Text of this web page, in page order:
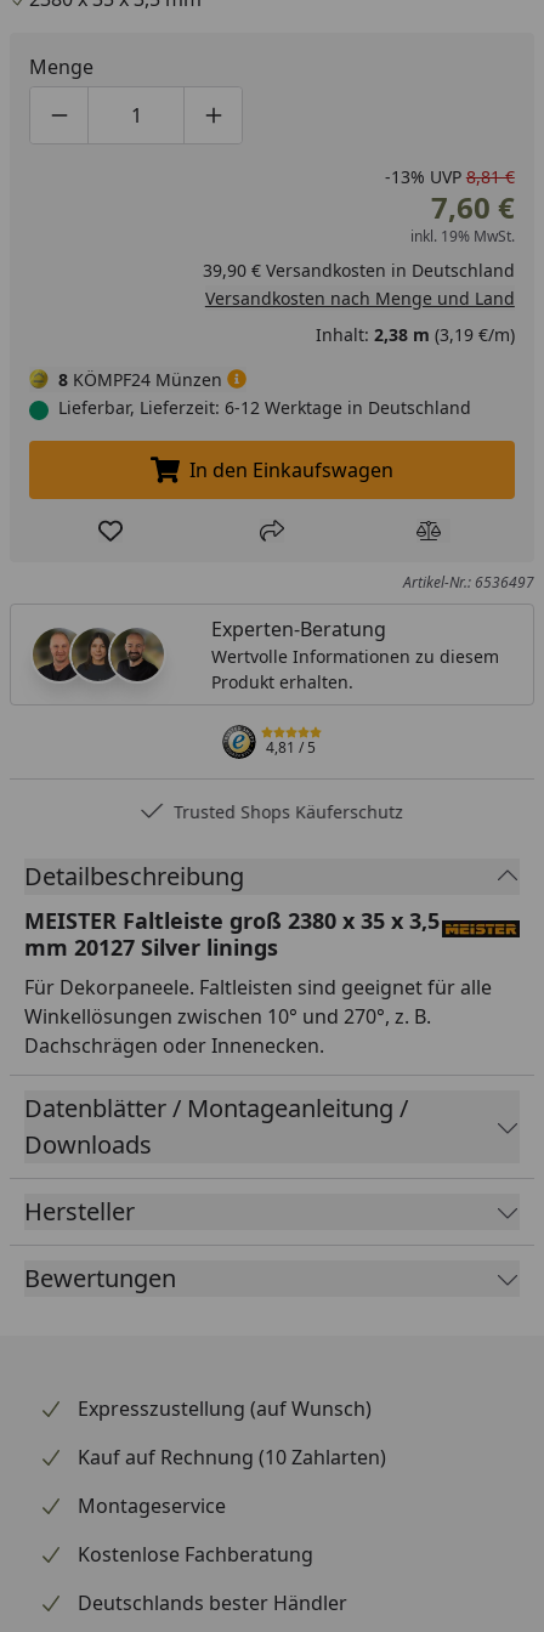
Menge
Produktmenge um eins verringern
Produktmenge manuell eingeben
Produktmenge um eins erhöhen
-13% UVP 8,81 €
7,60 €
inkl. 19% MwSt.
39,90 € Versandkosten in Deutschland
Versandkosten nach Menge und Land
Inhalt: 2,38 m (3,19 €/m)
8 KÖMPF24 Münzen
Lieferbar, Lieferzeit: 6-12 Werktage in Deutschland
In den Einkaufswagen legen
In den Einkaufswagen
Produkt zur Wunschliste hinzufügen
Teilen Produkt
Artikel-Nr.: 6536497
Experten-Beratung
Wertvolle Informationen zu diesem
Produkt erhalten.
4,81/ 5
Trusted Shops Käuferschutz
Detailbeschreibung
MEISTER Faltleiste groß 2380 x 35 x 3,5
mm 20127 Silver linings
Für Dekorpaneele. Faltleisten sind geeignet für alle
Winkellösungen zwischen 10° und 270°, z. B.
Dachschrägen oder Innenecken.
Datenblätter / Montageanleitung /
Downloads
Hersteller
Bewertungen
Expresszustellung (auf Wunsch)
Kauf auf Rechnung (10 Zahlarten)
Montageservice
Kostenlose Fachberatung
Deutschlands bester Händler